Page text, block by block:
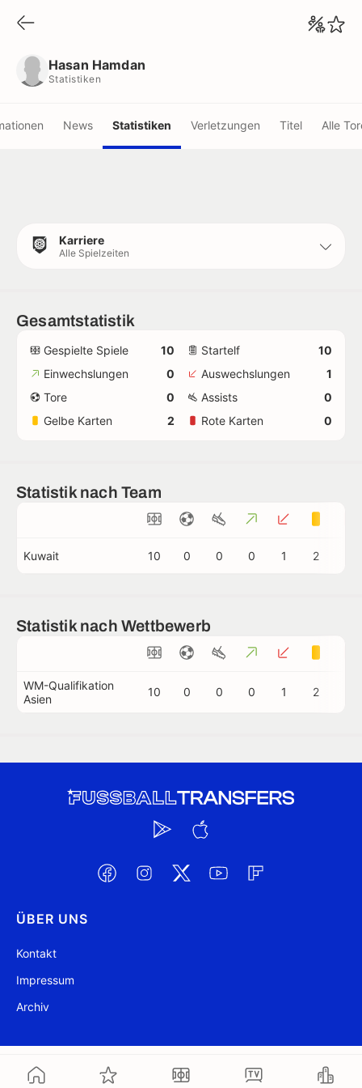
Hasan Hamdan
Statistiken
News Statistiken Verletzungen Titel Alle
Karriere
Alle Spielzeiten
Gesamtstatistik
Gespielte Spiele 10 Startelf
10
Einwechslungen
0 Auswechslungen
1
Tore
0 Assists
0
Gelbe Karten
2 Rote Karten 0
Statistik nach Team
Kuwait 10 0 0 0 1 2
Statistik nach Wettbewerb
WM-Qualifikation
Asien
10 0 0 0 1 2
ÜBER UNS
Kontakt
Impressum
Archiv